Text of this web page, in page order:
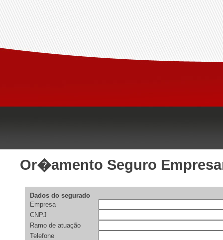
Or�amento Seguro
Dados do segurado
Empresa
CNPJ
Ramo de atuação
Telefone